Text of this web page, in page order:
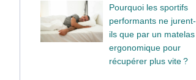
Pourquoi les sportifs
performants ne jurent-
ils que par un matelas
ergonomique pour
récupérer plus vite ?